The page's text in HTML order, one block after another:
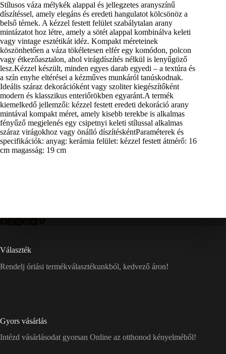
Stílusos váza mélykék alappal és jellegzetes aranyszínű
díszítéssel, amely elegáns és eredeti hangulatot kölcsönöz a
belső térnek. A kézzel festett felület szabálytalan arany
mintázatot hoz létre, amely a sötét alappal kombinálva keleti
vagy vintage esztétikát idéz. Kompakt méreteinek
köszönhetően a váza tökéletesen elfér egy komódon, polcon
vagy étkezőasztalon, ahol virágdíszítés nélkül is lenyűgöző
lesz.Kézzel készült, minden egyes darab egyedi – a textúra és
a szín enyhe eltérései a kézműves munkáról tanúskodnak.
Ideális száraz dekorációként vagy szoliter kiegészítőként
modern és klasszikus enteriőrökben egyaránt.A termék
kiemelkedő jellemzői: kézzel festett eredeti dekoráció arany
mintával kompakt méret, amely kisebb terekbe is alkalmas
fényűző megjelenés egy csipetnyi keleti stílussal alkalmas
száraz virágokhoz vagy önálló díszítéskéntParaméterek és
specifikációk: anyag: kerámia felület: kézzel festett átmérő: 16
cm magasság: 19 cm
Választék
Rendelj óriási termékválasztékunkból, kedvező áron!
Gyors vásárlás
Intézd vásárlásodat gyorsan Online az otthonod kényelméből!